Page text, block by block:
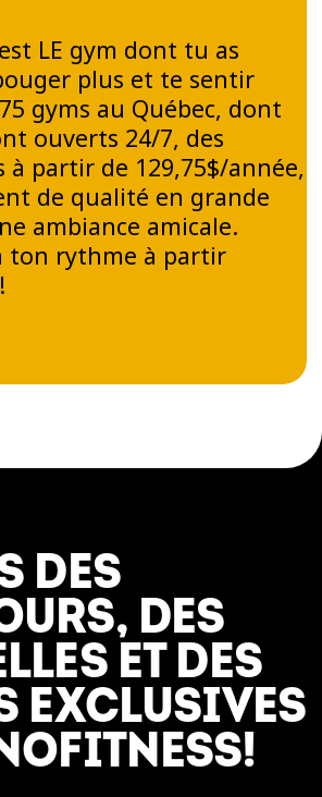
LE gym dont tu as
plus et te sentir
gyms au Québec, dont
ouverts 24/7, des
à partir de 129,75$/année,
de qualité en grande
ambiance amicale.
ton rythme à partir
DES
DES
ET DES
EXCLUSIVES